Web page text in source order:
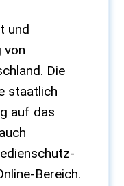
und
von
Die
staatlich
auf das
Bereich.